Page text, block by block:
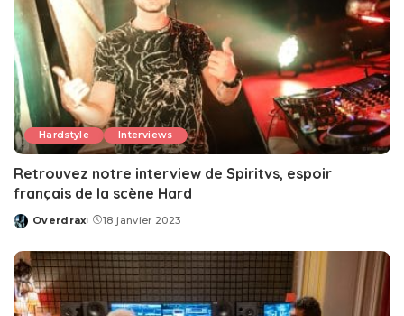
Hardstyle Interviews
Retrouvez notre interview de Spiritvs, espoir
français de la scène Hard
Posted
Overdrax 18 janvier 2023